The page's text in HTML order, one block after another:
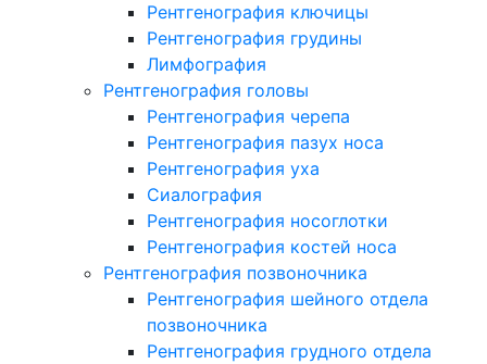
Рентгенография ключицы
Рентгенография грудины
Лимфография
Рентгенография головы
Рентгенография черепа
Рентгенография пазух носа
Рентгенография уха
Сиалография
Рентгенография носоглотки
Рентгенография костей носа
Рентгенография позвоночника
Рентгенография шейного отдела
позвоночника
Рентгенография грудного отдела